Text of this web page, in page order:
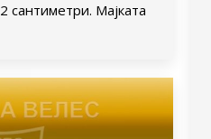
сантиметри. Мајката